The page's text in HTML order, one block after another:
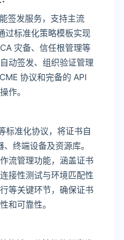
签发服务，支持主流
过标准化策略模板实现
灾备、信任根管理等
动签发、组织验证管理
协议和完备的 API
作。
标准化协议，将证书自
终端设备及资源库。
流管理功能，涵盖证书
接性测试与环境匹配性
等关键环节，确保证书
和可靠性。